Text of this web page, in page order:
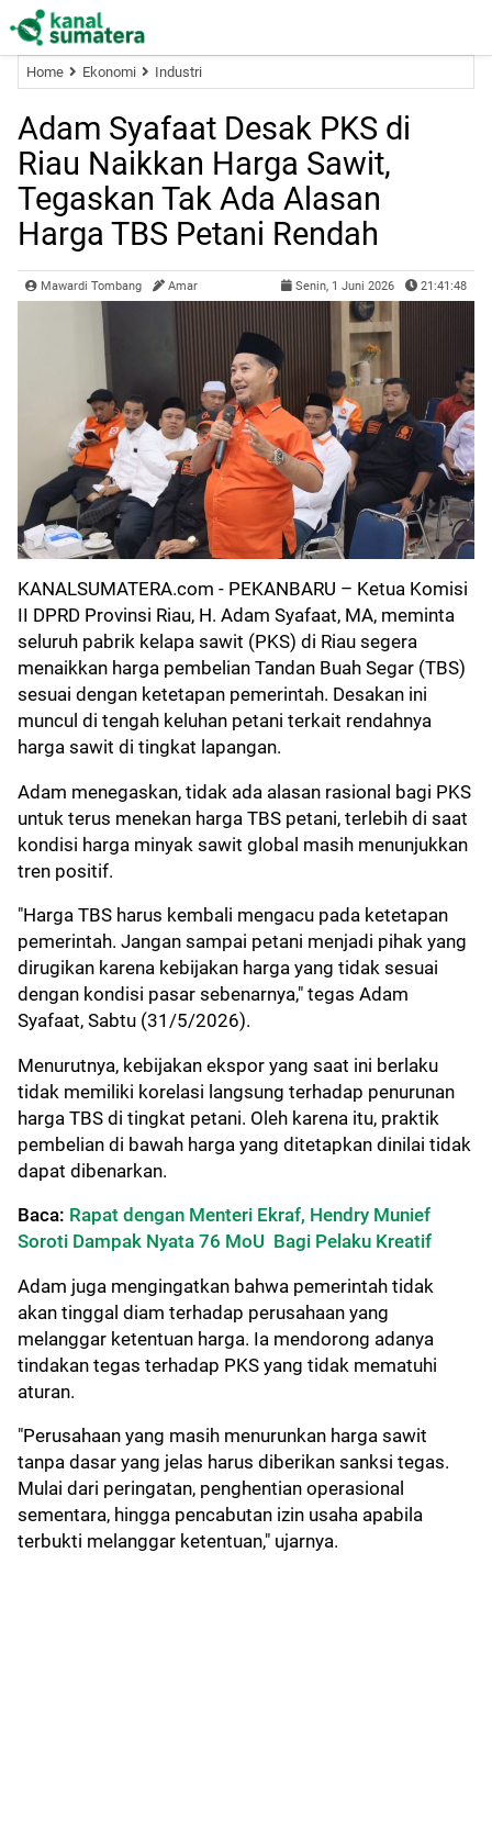
Home Ekonomi Industri
Adam Syafaat Desak PKS di
Riau Naikkan Harga Sawit,
Tegaskan Tak Ada Alasan
Harga TBS Petani Rendah
Mawardi Tombang Amar Senin, 1 Juni 2026 21:41:48
KANALSUMATERA.com - PEKANBARU – Ketua Komisi
II DPRD Provinsi Riau, H. Adam Syafaat, MA, meminta
seluruh pabrik kelapa sawit (PKS) di Riau segera
menaikkan harga pembelian Tandan Buah Segar (TBS)
sesuai dengan ketetapan pemerintah. Desakan ini
muncul di tengah keluhan petani terkait rendahnya
harga sawit di tingkat lapangan.
Adam menegaskan, tidak ada alasan rasional bagi PKS
untuk terus menekan harga TBS petani, terlebih di saat
kondisi harga minyak sawit global masih menunjukkan
tren positif.
"Harga TBS harus kembali mengacu pada ketetapan
pemerintah. Jangan sampai petani menjadi pihak yang
dirugikan karena kebijakan harga yang tidak sesuai
dengan kondisi pasar sebenarnya," tegas Adam
Syafaat, Sabtu (31/5/2026).
Menurutnya, kebijakan ekspor yang saat ini berlaku
tidak memiliki korelasi langsung terhadap penurunan
harga TBS di tingkat petani. Oleh karena itu, praktik
pembelian di bawah harga yang ditetapkan dinilai tidak
dapat dibenarkan.
Baca: Rapat dengan Menteri Ekraf, Hendry Munief
Soroti Dampak Nyata 76 MoU Bagi Pelaku Kreatif
Adam juga mengingatkan bahwa pemerintah tidak
akan tinggal diam terhadap perusahaan yang
melanggar ketentuan harga. Ia mendorong adanya
tindakan tegas terhadap PKS yang tidak mematuhi
aturan.
"Perusahaan yang masih menurunkan harga sawit
tanpa dasar yang jelas harus diberikan sanksi tegas.
Mulai dari peringatan, penghentian operasional
sementara, hingga pencabutan izin usaha apabila
terbukti melanggar ketentuan," ujarnya.